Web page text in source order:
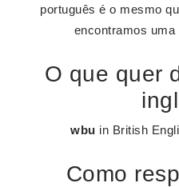
português é o mesmo
encontramos
O que quer
wbu in British
Como